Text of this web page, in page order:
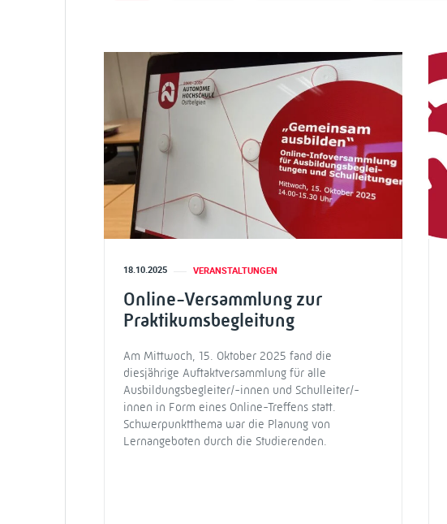
18.10.2025 VERANSTALTUNGEN
Online-Versammlung zur
Praktikumsbegleitung
Am Mittwoch, 15. Oktober 2025 fand die
diesjährige Auftaktversammlung für alle
Ausbildungsbegleiter/-innen und Schulleiter/-
innen in Form eines Online-Treffens statt.
Schwerpunktthema war die Planung von
Lernangeboten durch die Studierenden.